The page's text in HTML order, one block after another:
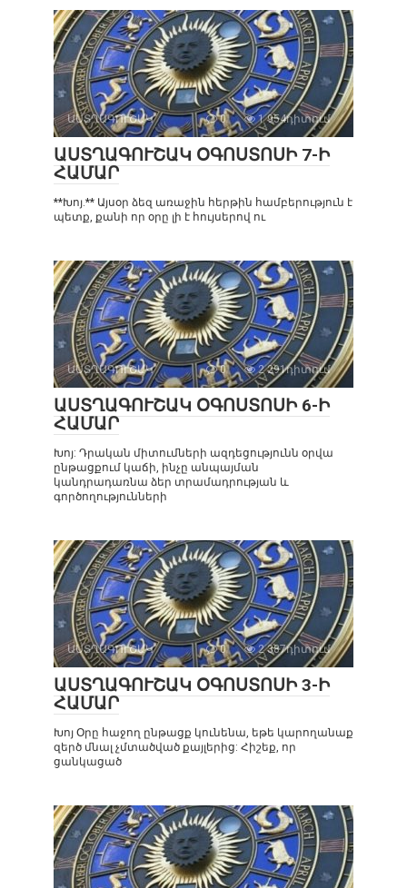
ԱՍՏՂԱԳՈՒՇԱԿ 0 1 954դիտում
ԱՍՏՂԱԳՈՒՇԱԿ ՕԳՈՍՏՈՍԻ 7-Ի
ՀԱՄԱՐ
**Խոյ.** Այսօր ձեզ առաջին հերթին համբերություն է
պետք, քանի որ օրը լի է հույսերով ու
ԱՍՏՂԱԳՈՒՇԱԿ 0 2 291դիտում
ԱՍՏՂԱԳՈՒՇԱԿ ՕԳՈՍՏՈՍԻ 6-Ի
ՀԱՄԱՐ
Խոյ: Դրական միտումների ազդեցությունն օրվա
ընթացքում կաճի, ինչը անպայման
կանդրադառնա ձեր տրամադրության և
գործողությունների
ԱՍՏՂԱԳՈՒՇԱԿ 0 2 387դիտում
ԱՍՏՂԱԳՈՒՇԱԿ ՕԳՈՍՏՈՍԻ 3-Ի
ՀԱՄԱՐ
Խոյ Օրը հաջող ընթացք կունենա, եթե կարողանաք
զերծ մնալ չմտածված քայլերից: Հիշեք, որ
ցանկացած